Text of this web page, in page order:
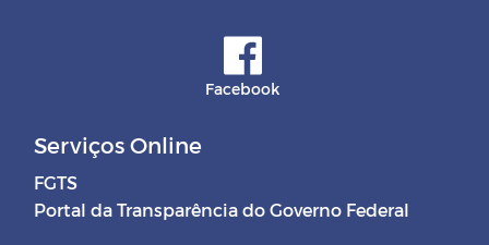
Facebook
Serviços Online
FGTS
Portal da Transparência do Governo Federal